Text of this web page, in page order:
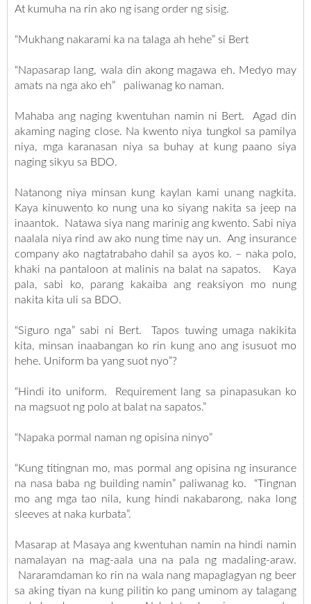
At kumuha na rin ako ng isang order ng sisig.
“Mukhang nakarami ka na talaga ah hehe” si Bert
“Napasarap lang, wala din akong magawa eh. Medyo may
amats na nga ako eh” paliwanag ko naman.
Mahaba ang naging kwentuhan namin ni Bert. Agad din
akaming naging close. Na kwento niya tungkol sa pamilya
niya, mga karanasan niya sa buhay at kung paano siya
naging sikyu sa BDO.
Natanong niya minsan kung kaylan kami unang nagkita.
Kaya kinuwento ko nung una ko siyang nakita sa jeep na
inaantok. Natawa siya nang marinig ang kwento. Sabi niya
naalala niya rind aw ako nung time nay un. Ang insurance
company ako nagtatrabaho dahil sa ayos ko. – naka polo,
khaki na pantaloon at malinis na balat na sapatos. Kaya
pala, sabi ko, parang kakaiba ang reaksiyon mo nung
nakita kita uli sa BDO.
“Siguro nga” sabi ni Bert. Tapos tuwing umaga nakikita
kita, minsan inaabangan ko rin kung ano ang isusuot mo
hehe. Uniform ba yang suot nyo”?
“Hindi ito uniform. Requirement lang sa pinapasukan ko
na magsuot ng polo at balat na sapatos.”
“Napaka pormal naman ng opisina ninyo”
“Kung titingnan mo, mas pormal ang opisina ng insurance
na nasa baba ng building namin” paliwanag ko. “Tingnan
mo ang mga tao nila, kung hindi nakabarong, naka long
sleeves at naka kurbata”.
Masarap at Masaya ang kwentuhan namin na hindi namin
namalayan na mag-aala una na pala ng madaling-araw.
Nararamdaman ko rin na wala nang mapaglagyan ng beer
sa aking tiyan na kung pilitin ko pang uminom ay talagang